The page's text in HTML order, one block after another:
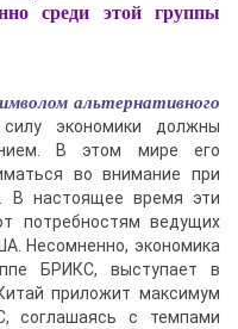
среди этой группы
альтернативного
экономики должны
В этом мире его
во внимание при
В настоящее время эти
потребностям ведущих
Несомненно, экономика
БРИКС, выступает в
приложит максимум
соглашаясь с темпами